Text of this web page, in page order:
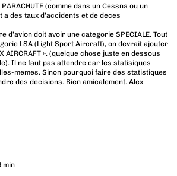
PARACHUTE (comme dans un Cessna ou un
des taux d’accidents et de deces
d’avion doit avoir une categorie SPECIALE. Tout
LSA (Light Sport Aircraft), on devrait ajouter
AIRCRAFT ». (quelque chose juste en dessous
Il ne faut pas attendre car les statisiques
memes. Sinon pourquoi faire des statistiques
des decisions. Bien amicalement. Alex
min